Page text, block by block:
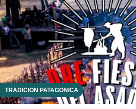
TRADICIÓN PATAGÓNICA